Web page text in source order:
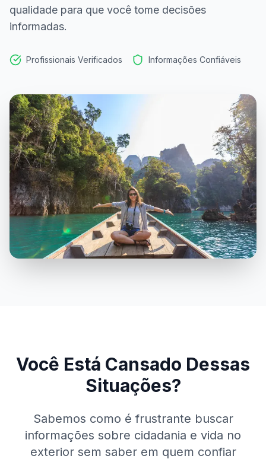
qualidade para que você tome decisões
informadas.
Profissionais Verificados Informações Confiáveis
Você Está Cansado Dessas
Situações?
Sabemos como é frustrante buscar
informações sobre cidadania e vida no
exterior sem saber em quem confiar